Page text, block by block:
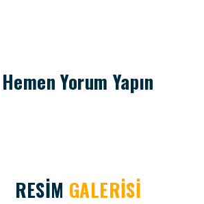
Hemen Yorum Yapın
RESİM GALERİSİ